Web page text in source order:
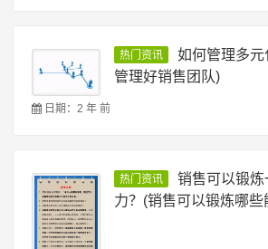
热门资讯
如何管理多
管理好销售团队)
日期：2 年 前
热门资讯
销售可以锻
力？(销售可以锻炼哪些